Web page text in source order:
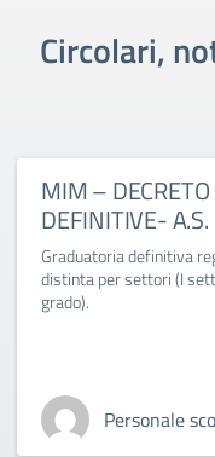
Circolari,
MIM – DECRETO
DEFINITIVE-
Graduatoria definitiva
distinta per settori (I
grado).
Personale